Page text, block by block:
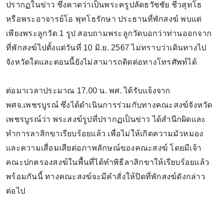
ปรากฏในข่าว ซึ่งคาดว่าเป็นพระครูปลัดธวัชชัย ชีวสุทโธ
หรือพระอาจารย์โอ พุทโธรักษา ประธานที่พักสงฆ์ พบแต่
เพียงพระลูกวัด 1 รูป สอบถามพระลูกวัดบอกว่าท่านออกจาก
ที่พักสงฆ์ไปตั้งแต่วันที่ 10 มิ.ย. 2567 ไม่ทราบว่าเดินทางไป
จังหวัดใดและตอนนี้ยังไม่สามารถติดต่อทางโทรศัพท์ได้
ต่อมาเวลาประมาณ 17.00 น. พศ. ได้รับแจ้งจาก
พศจ.เพชรบูรณ์ ซึ่งได้ดำเนินการร่วมกับทางคณะสงฆ์จังหวัด
เพชรบูรณ์ว่า พระสงฆ์รูปที่ปรากฏเป็นข่าว ได้สำนึกผิดและ
ทำการลาสิกขาเรียบร้อยแล้ว เพื่อไม่ให้เกิดความมัวหมอง
และความเสื่อมเสียต่อภาพลักษณ์ของคณะสงฆ์ โดยมีเจ้า
คณะปกครองสงฆ์ในพื้นที่ได้ทำพิธีลาสิกขาให้เรียบร้อยแล้ว
พร้อมกันนี้ ทางคณะสงฆ์จะมีคำสั่งให้ปิดที่พักสงฆ์ดังกล่าว
ต่อไป